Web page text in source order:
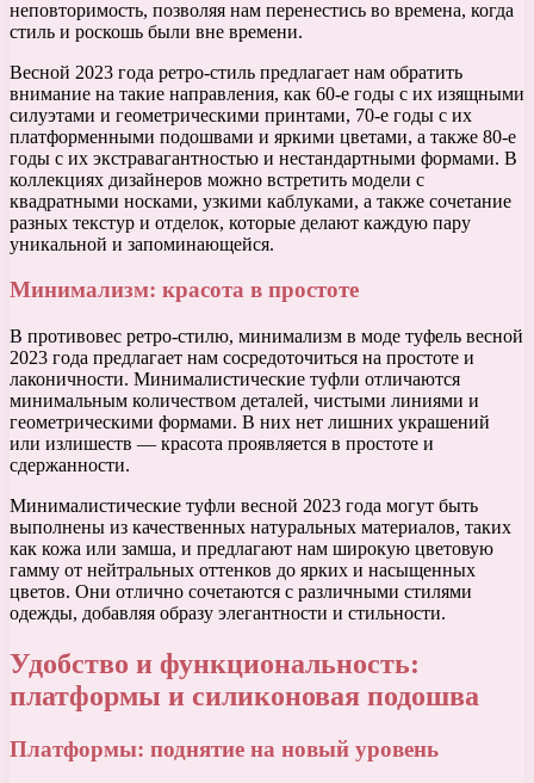
неповторимость, позволяя нам перенестись во времена, когда
стиль и роскошь были вне времени.
Весной 2023 года ретро-стиль предлагает нам обратить
внимание на такие направления, как 60-е годы с их изящными
силуэтами и геометрическими принтами, 70-е годы с их
платформенными подошвами и яркими цветами, а также 80-е
годы с их экстравагантностью и нестандартными формами. В
коллекциях дизайнеров можно встретить модели с
квадратными носками, узкими каблуками, а также сочетание
разных текстур и отделок, которые делают каждую пару
уникальной и запоминающейся.
Минимализм: красота в простоте
В противовес ретро-стилю, минимализм в моде туфель весной
2023 года предлагает нам сосредоточиться на простоте и
лаконичности. Минималистические туфли отличаются
минимальным количеством деталей, чистыми линиями и
геометрическими формами. В них нет лишних украшений
или излишеств — красота проявляется в простоте и
сдержанности.
Минималистические туфли весной 2023 года могут быть
выполнены из качественных натуральных материалов, таких
как кожа или замша, и предлагают нам широкую цветовую
гамму от нейтральных оттенков до ярких и насыщенных
цветов. Они отлично сочетаются с различными стилями
одежды, добавляя образу элегантности и стильности.
Удобство и функциональность:
платформы и силиконовая подошва
Платформы: поднятие на новый уровень